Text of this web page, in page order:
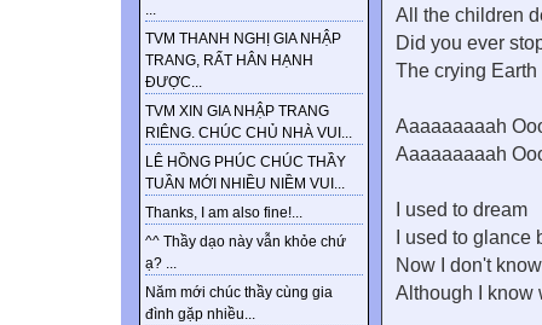
...
TVM THANH NGHỊ GIA NHẬP
TRANG, RẤT HÂN HẠNH
ĐƯỢC...
TVM XIN GIA NHẬP TRANG
RIÊNG. CHÚC CHỦ NHÀ VUI...
LÊ HỒNG PHÚC CHÚC THẦY
TUẦN MỚI NHIỀU NIỀM VUI...
Thanks, I am also fine!...
^^ Thầy dạo này vẫn khỏe chứ
ạ? ...
Năm mới chúc thầy cùng gia
đình gặp nhiều...
All the children
Did you ever
The crying
Aaaaaaaaah
Aaaaaaaaah
I used to dream
I used to
Now I don't
Although I know